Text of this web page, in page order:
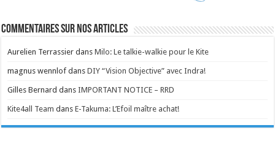
Commentaires sur nos articles
Aurelien Terrassier dansMilo: Le talkie-walkie pour le Kite
magnus wennlof dansDIY “Vision Objective” avec Indra!
Gilles Bernard dansIMPORTANT NOTICE – RRD
Kite4all Team dansE-Takuma: L’Efoil maître achat!